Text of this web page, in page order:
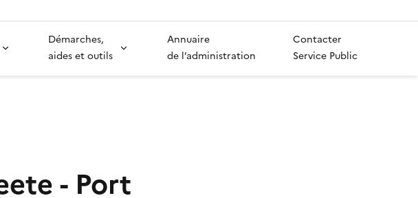
Démarches,
aides et outils
Annuaire
de l’administration
Contacter
Service Public
- Port